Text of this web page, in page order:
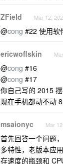
ZField Mar 12,
@cong #22 使用软
ericwoflskin
@cong #16
@cong #17
你自己写的 2015
现在手机都动不动
msaionyc Mar
首先回答一个问题
多特性，老版本应
存速度的瓶颈和